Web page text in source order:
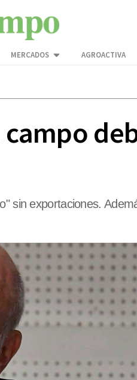
MERCADOS AGROACTIVA
sin exportaciones.